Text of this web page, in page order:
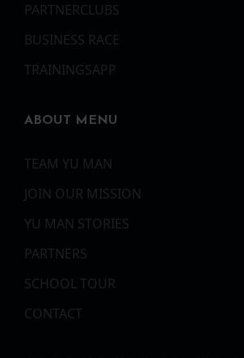
PARTNERCLUBS
BUSINESS RACE
TRAININGSAPP
ABOUT MENU
TEAM YU MAN
JOIN OUR MISSION
YU MAN STORIES
PARTNERS
SCHOOL TOUR
CONTACT